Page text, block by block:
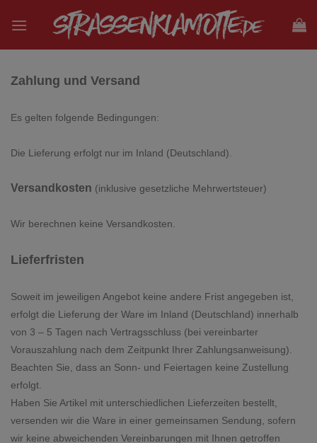
Inhalt
Zahlung und Versand
Es gelten folgende Bedingungen:
Die Lieferung erfolgt nur im Inland (Deutschland).
Versandkosten (inklusive gesetzliche Mehrwertsteuer)
Wir berechnen keine Versandkosten.
Lieferfristen
Soweit im jeweiligen Angebot keine andere Frist angegeben ist,
erfolgt die Lieferung der Ware im Inland (Deutschland) innerhalb
von 3 – 5 Tagen nach Vertragsschluss (bei vereinbarter
Vorauszahlung nach dem Zeitpunkt Ihrer Zahlungsanweisung).
Beachten Sie, dass an Sonn- und Feiertagen keine Zustellung
erfolgt.
Haben Sie Artikel mit unterschiedlichen Lieferzeiten bestellt,
versenden wir die Ware in einer gemeinsamen Sendung, sofern
wir keine abweichenden Vereinbarungen mit Ihnen getroffen